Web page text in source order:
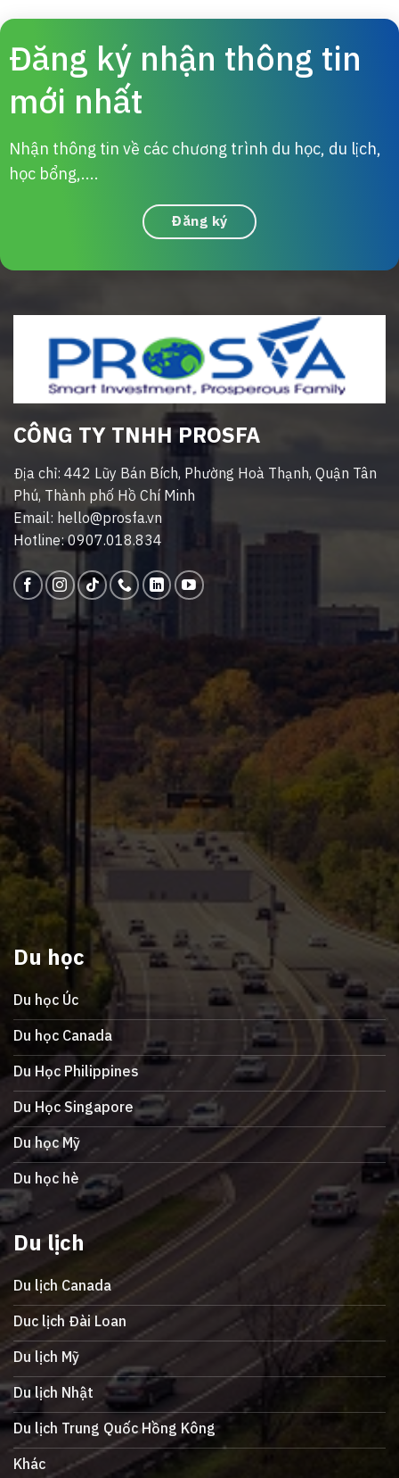
Đăng ký nhận thông tin
mới nhất
Nhận thông tin về các chương trình du học, du lịch,
học bổng,....
Đăng ký
CÔNG TY TNHH PROSFA
Địa chỉ: 442 Lũy Bán Bích, Phường Hoà Thạnh, Quận Tân
Phú, Thành phố Hồ Chí Minh
Email: hello@prosfa.vn
Hotline: 0907.018.834
Du học
Du học Úc
Du học Canada
Du Học Philippines
Du Học Singapore
Du học Mỹ
Du học hè
Du lịch
Du lịch Canada
Duc lịch Đài Loan
Du lịch Mỹ
Du lịch Nhật
Du lịch Trung Quốc Hồng Kông
Khác